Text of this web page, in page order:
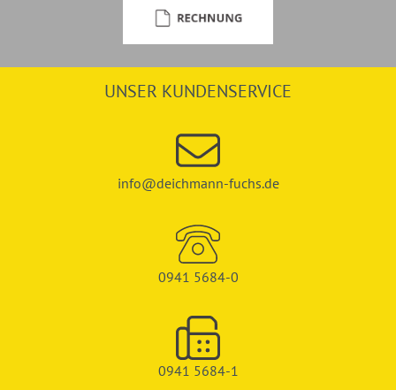
UNSER KUNDENSERVICE
info@deichmann-fuchs.de
0941 5684-0
0941 5684-1